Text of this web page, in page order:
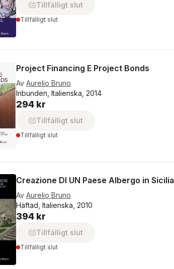
Tillfälligt slut
Tillfälligt slut
Project Financing E Project Bonds
Av Aurelio Bruno
Inbunden, Italienska, 2014
294 kr
Tillfälligt slut
Tillfälligt slut
Creazione DI UN Paese Albergo in Sicilia
Av Aurelio Bruno
Häftad, Italienska, 2010
394 kr
Tillfälligt slut
Tillfälligt slut